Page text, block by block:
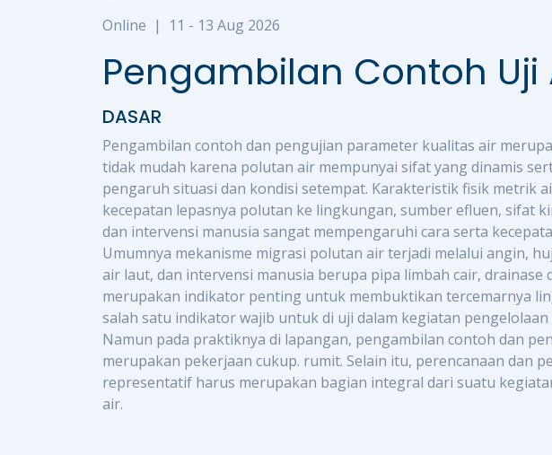
Online | 11 - 13 Aug 2026
Pengambilan Contoh Uji
DASAR
Pengambilan contoh dan pengujian parameter kualitas air
tidak mudah karena polutan air mempunyai sifat yang dinamis
pengaruh situasi dan kondisi setempat. Karakteristik fisik metrik
kecepatan lepasnya polutan ke lingkungan, sumber efluen, sifat
dan intervensi manusia sangat mempengaruhi cara serta
Umumnya mekanisme migrasi polutan air terjadi melalui angin,
air laut, dan intervensi manusia berupa pipa limbah cair, drainase
merupakan indikator penting untuk membuktikan tercemarnya
salah satu indikator wajib untuk di uji dalam kegiatan
Namun pada praktiknya di lapangan, pengambilan contoh dan
merupakan pekerjaan cukup. rumit. Selain itu, perencanaan dan
representatif harus merupakan bagian integral dari suatu
air.